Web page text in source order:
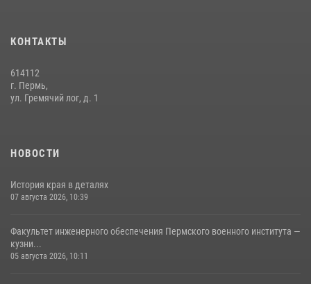
07 августа 2026, 10:39
КОНТАКТЫ
614112
г. Пермь,
ул. Гремячий лог, д. 1
НОВОСТИ
История края в деталях
07 августа 2026, 10:39
Факультет инженерного обеспечения Пермского военного института —
кузни...
05 августа 2026, 10:11